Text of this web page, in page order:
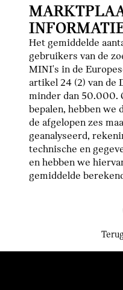
Het gemiddelde
gebruikers van de
MINI's in de
artikel 24 (2) van de
minder dan 50.000.
bepalen, hebben we
de afgelopen zes
geanalyseerd,
technische en
en hebben we
gemiddelde